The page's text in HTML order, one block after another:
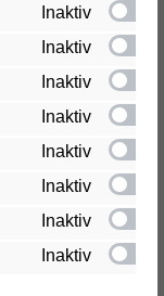
KG
Inaktiv
Inaktiv
Inaktiv
Inaktiv
Inaktiv
Inaktiv
Inaktiv
Inaktiv